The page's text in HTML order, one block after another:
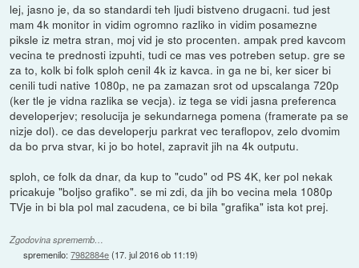
lej, jasno je, da so standardi teh ljudi bistveno drugacni. tud jest
mam 4k monitor in vidim ogromno razliko in vidim posamezne
piksle iz metra stran, moj vid je sto procenten. ampak pred kavcom
vecina te prednosti izpuhti, tudi ce mas ves potreben setup. gre se
za to, kolk bi folk sploh cenil 4k iz kavca. in ga ne bi, ker sicer bi
cenili tudi native 1080p, ne pa zamazan srot od upscalanga 720p
(ker tle je vidna razlika se vecja). iz tega se vidi jasna preferenca
developerjev; resolucija je sekundarnega pomena (framerate pa se
nizje dol). ce das developerju parkrat vec teraflopov, zelo dvomim
da bo prva stvar, ki jo bo hotel, zapravit jih na 4k outputu.
sploh, ce folk da dnar, da kup to "cudo" od PS 4K, ker pol nekak
pricakuje "boljso grafiko". se mi zdi, da jih bo vecina mela 1080p
TVje in bi bla pol mal zacudena, ce bi bila "grafika" ista kot prej.
Zgodovina sprememb…
spremenilo:7982884e(17. jul 2016 ob 11:19)